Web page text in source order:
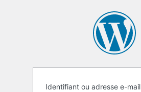
Identifiant ou adresse e-mail